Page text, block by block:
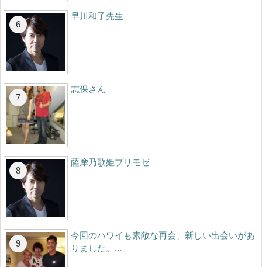
早川和子先生
志保さん
薩摩乃歌姫プリモゼ
今回のハワイも素敵な再会、新しい出会いがあ
りました。...